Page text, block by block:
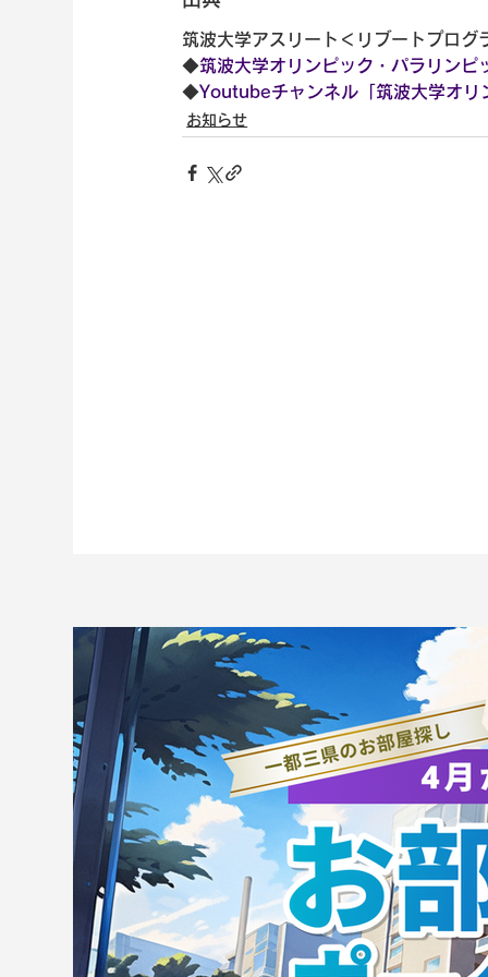
筑波大学アスリート＜リブートプロ
◆筑波大学オリンピック・パラリンピ
◆Youtubeチャンネル「筑波大学オリ
お知らせ
ANAホールディングス株式会
社と連携協定を締結
果
生
ズ